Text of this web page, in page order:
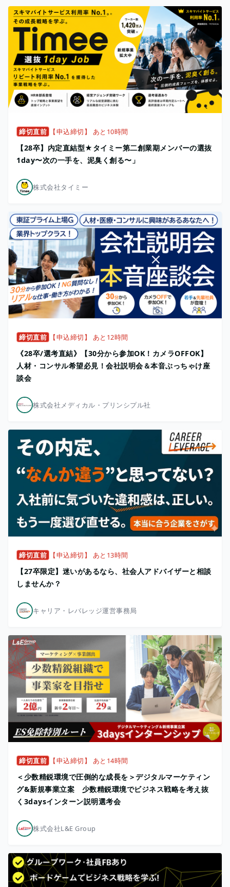
締切直前 【申込締切】 あと10時間
【28卒】内定直結型★タイミー第二創業期メンバーの選抜
1day〜次の一手を、泥臭く創る〜」
株式会社タイミー
締切直前 【申込締切】 あと12時間
《28卒/選考直結》【30分から参加OK！カメラOFFOK】
人材・コンサル希望必見！会社説明会＆本音ぶっちゃけ座
談会
株式会社メディカル・プリンシプル社
締切直前 【申込締切】 あと13時間
【27卒限定】迷いがあるなら、社会人アドバイザーと相談
しませんか？
キャリア・レバレッジ運営事務局
締切直前 【申込締切】 あと14時間
＜少数精鋭環境で圧倒的な成長を＞デジタルマーケティン
グ&新規事業立案 少数精鋭環境でビジネス戦略を考え抜
く3daysインターン説明選考会
株式会社L&E Group